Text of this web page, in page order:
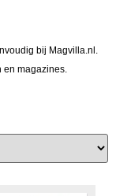
bij Magvilla.nl.
en magazines.